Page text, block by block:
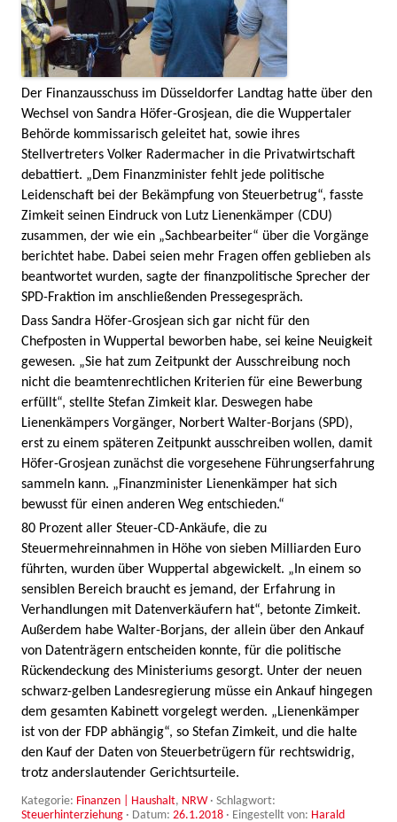
Der Finanzausschuss im Düsseldorfer Landtag hatte über den
Wechsel von Sandra Höfer-Grosjean, die die Wuppertaler
Behörde kommissarisch geleitet hat, sowie ihres
Stellvertreters Volker Radermacher in die Privatwirtschaft
debattiert. „Dem Finanzminister fehlt jede politische
Leidenschaft bei der Bekämpfung von Steuerbetrug“, fasste
Zimkeit seinen Eindruck von Lutz Lienenkämper (CDU)
zusammen, der wie ein „Sachbearbeiter“ über die Vorgänge
berichtet habe. Dabei seien mehr Fragen offen geblieben als
beantwortet wurden, sagte der finanzpolitische Sprecher der
SPD-Fraktion im anschließenden Pressegespräch.
Dass Sandra Höfer-Grosjean sich gar nicht für den
Chefposten in Wuppertal beworben habe, sei keine Neuigkeit
gewesen. „Sie hat zum Zeitpunkt der Ausschreibung noch
nicht die beamtenrechtlichen Kriterien für eine Bewerbung
erfüllt“, stellte Stefan Zimkeit klar. Deswegen habe
Lienenkämpers Vorgänger, Norbert Walter-Borjans (SPD),
erst zu einem späteren Zeitpunkt ausschreiben wollen, damit
Höfer-Grosjean zunächst die vorgesehene Führungserfahrung
sammeln kann. „Finanzminister Lienenkämper hat sich
bewusst für einen anderen Weg entschieden.“
80 Prozent aller Steuer-CD-Ankäufe, die zu
Steuermehreinnahmen in Höhe von sieben Milliarden Euro
führten, wurden über Wuppertal abgewickelt. „In einem so
sensiblen Bereich braucht es jemand, der Erfahrung in
Verhandlungen mit Datenverkäufern hat“, betonte Zimkeit.
Außerdem habe Walter-Borjans, der allein über den Ankauf
von Datenträgern entscheiden konnte, für die politische
Rückendeckung des Ministeriums gesorgt. Unter der neuen
schwarz-gelben Landesregierung müsse ein Ankauf hingegen
dem gesamten Kabinett vorgelegt werden. „Lienenkämper
ist von der FDP abhängig“, so Stefan Zimkeit, und die halte
den Kauf der Daten von Steuerbetrügern für rechtswidrig,
trotz anderslautender Gerichtsurteile.
Kategorie: Finanzen | Haushalt, NRW· Schlagwort:
Steuerhinterziehung · Datum: 26.1.2018 · Eingestellt von: Harald